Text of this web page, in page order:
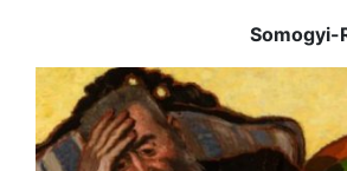
Somogyi-